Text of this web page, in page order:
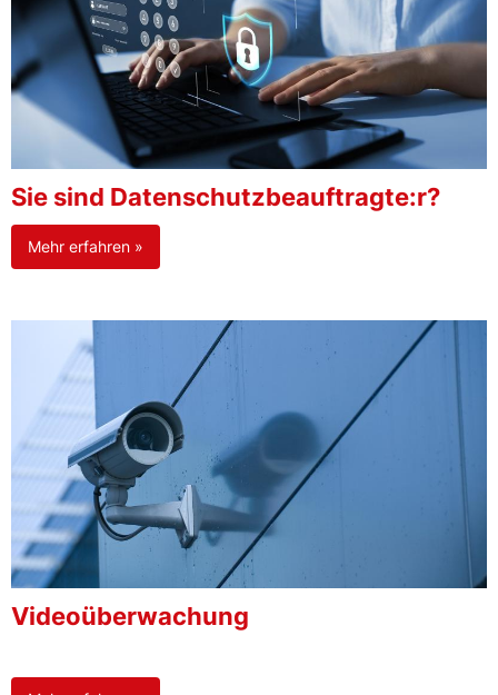
Sie sind Datenschutzbeauftragte:r?
Mehr erfahren »
Videoüberwachung